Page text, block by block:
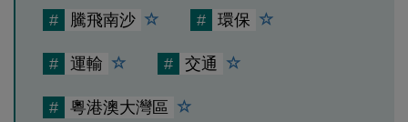
# 騰飛南沙 # 環保
# 運輸 # 交通
# 粵港澳大灣區